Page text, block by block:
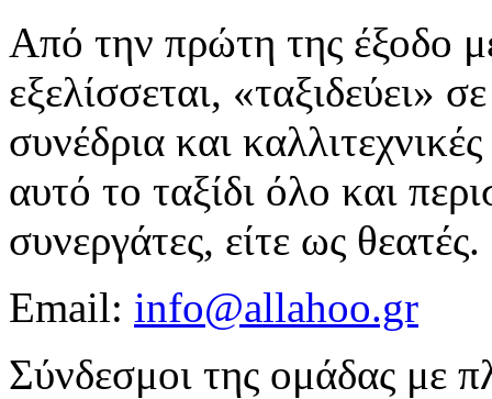
Από την πρώτη της έξοδο
εξελίσσεται, «ταξιδεύει»
συνέδρια και
αυτό το ταξίδι όλο και
συνεργάτες, είτε ως θεατές.
Email: info@allahoo.gr
Σύνδεσμοι της ομάδας με